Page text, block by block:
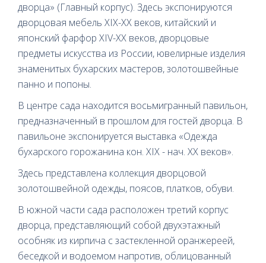
дворца» (Главный корпус). Здесь экспонируются
дворцовая мебель XIX-XX веков, китайский и
японский фарфор XIV-XX веков, дворцовые
предметы искусства из России, ювелирные изделия
знаменитых бухарских мастеров, золотошвейные
панно и попоны.
В центре сада находится восьмигранный павильон,
предназначенный в прошлом для гостей дворца. В
павильоне экспонируется выставка «Одежда
бухарского горожанина кон. XIX - нач. XX веков».
Здесь представлена коллекция дворцовой
золотошвейной одежды, поясов, платков, обуви.
В южной части сада расположен третий корпус
дворца, представляющий собой двухэтажный
особняк из кирпича с застекленной оранжереей,
беседкой и водоемом напротив, облицованный